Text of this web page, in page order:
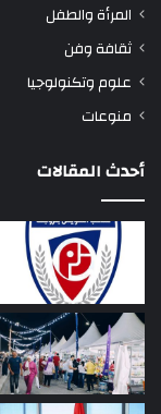
المرأة والطفل
ثقافة وفن
علوم وتكنولوجيا
منوعات
أحدث المقالات